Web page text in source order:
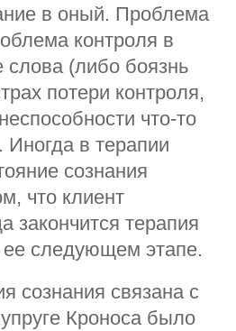
в оный. Проблема
контроля в
(либо боязнь
потери контроля,
что-то
Иногда в терапии
сознания
что клиент
закончится терапия
ее следующем этапе.
сознания связана с
Кроноса было